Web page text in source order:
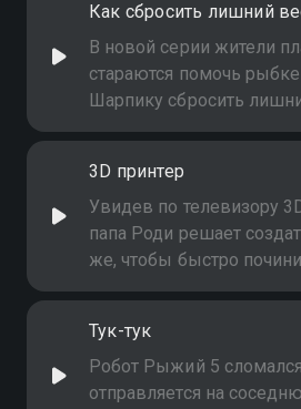
оказалось поражено
недугом! Что это за
такая, и можно ли от неё
вылечиться?
Как сбросить лишний
В новой серии жители
стараются помочь
Шарпику сбросить
этой целью папа-
тренажеры, но ничего не
3D принтер
Увидев по телевизору
папа Роди решает
же, чтобы быстро
летающую тарелку.
изобретатель с
обнаруживает дома
копии всех своих
Тук-тук
Робот Рыжий 5
отправляется на